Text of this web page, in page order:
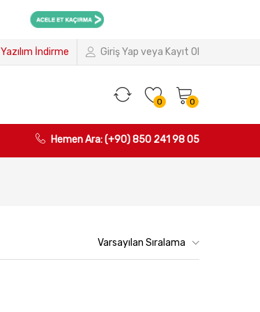
Giriş Yap veya Kayıt Ol
Yazılım İndirme
0 0
Hemen Ara: (+90) 850 241 98 05
Varsayılan Sıralama